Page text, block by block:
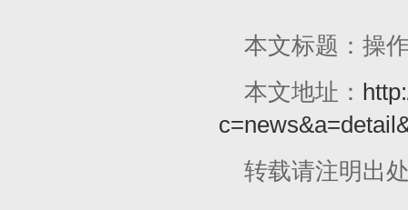
本文标题：操
本文地址：
转载请注明出